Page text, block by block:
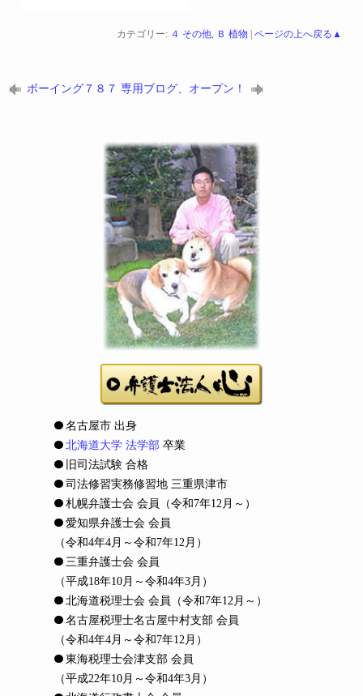
カテゴリー: ４ その他, Ｂ 植物 | ページの上へ戻る▲
ボーイング７８７ 専用ブログ、オープン！
名古屋市 出身
北海道大学 法学部 卒業
旧司法試験 合格
司法修習実務修習地 三重県津市
札幌弁護士会 会員
（令和7年12月～）
愛知県弁護士会 会員
（令和4年4月～令和7年12月）
三重弁護士会 会員
（平成18年10月～令和4年3月）
北海道税理士会 会員
（令和7年12月～）
名古屋税理士名古屋中村支部 会員
（令和4年4月～令和7年12月）
東海税理士会津支部 会員
（平成22年10月～令和4年3月）